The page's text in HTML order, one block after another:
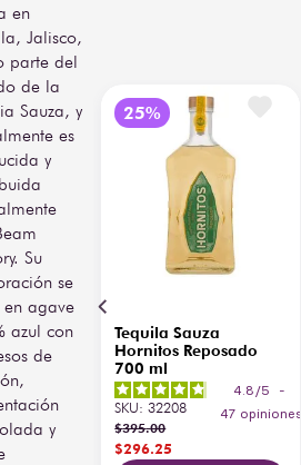
un toque floral. En boca es
seco, balanceado y de
final limpio, con un
carácter brillante y
refrescante.
Ideal para disfrutar solo o
como base de cocteles
clásicos como la
Margarita, la Paloma o el
Tequila Sunrise, Sauza
Hornitos Plata se
recomienda servir a 16–18
°C en copa tequilera o
caballito. Su formato de 1
litro lo convierte en la
elección perfecta para
compartir momentos con
un tequila genuinamente
mexicano.
en
Jalisco,
parte del
de la
Sauza, y
es
y
Su
se
agave
azul con
de
y
Tequila Sauza
Hornitos Reposado
700 ml
4.8/5
-
47 opiniones
SKU:32208
$395.00
$296.25